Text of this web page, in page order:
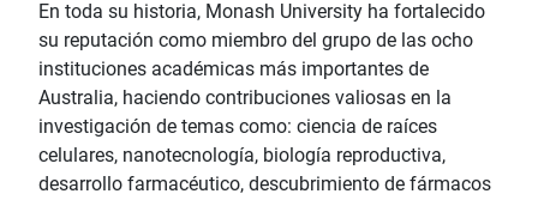
En toda su historia, Monash University ha fortalecido
su reputación como miembro del grupo de las ocho
instituciones académicas más importantes de
Australia, haciendo contribuciones valiosas en la
investigación de temas como: ciencia de raíces
celulares, nanotecnología, biología reproductiva,
desarrollo farmacéutico, descubrimiento de fármacos